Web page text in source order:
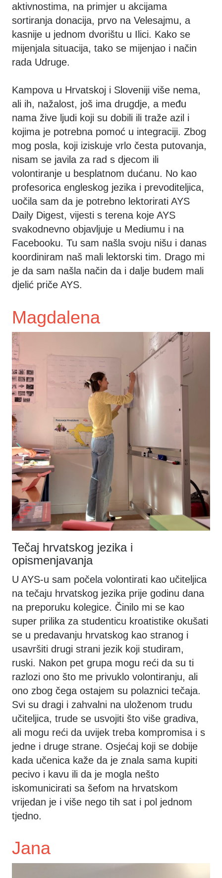
aktivnostima, na primjer u akcijama
sortiranja donacija, prvo na Velesajmu, a
kasnije u jednom dvorištu u Ilici. Kako se
mijenjala situacija, tako se mijenjao i način
rada Udruge.
Kampova u Hrvatskoj i Sloveniji više nema,
ali ih, nažalost, još ima drugdje, a među
nama žive ljudi koji su dobili ili traže azil i
kojima je potrebna pomoć u integraciji. Zbog
mog posla, koji iziskuje vrlo česta putovanja,
nisam se javila za rad s djecom ili
volontiranje u besplatnom dućanu. No kao
profesorica engleskog jezika i prevoditeljica,
uočila sam da je potrebno lektorirati AYS
Daily Digest, vijesti s terena koje AYS
svakodnevno objavljuje u Mediumu i na
Facebooku. Tu sam našla svoju nišu i danas
koordiniram naš mali lektorski tim. Drago mi
je da sam našla način da i dalje budem mali
djelić priče AYS.
Magdalena
Tečaj hrvatskog jezika i
opismenjavanja
U AYS-u sam počela volontirati kao učiteljica
na tečaju hrvatskog jezika prije godinu dana
na preporuku kolegice. Činilo mi se kao
super prilika za studenticu kroatistike okušati
se u predavanju hrvatskog kao stranog i
usavršiti drugi strani jezik koji studiram,
ruski. Nakon pet grupa mogu reći da su ti
razlozi ono što me privuklo volontiranju, ali
ono zbog čega ostajem su polaznici tečaja.
Svi su dragi i zahvalni na uloženom trudu
učiteljica, trude se usvojiti što više gradiva,
ali mogu reći da uvijek treba kompromisa i s
jedne i druge strane. Osjećaj koji se dobije
kada učenica kaže da je znala sama kupiti
pecivo i kavu ili da je mogla nešto
iskomunicirati sa šefom na hrvatskom
vrijedan je i više nego tih sat i pol jednom
tjedno.
Jana